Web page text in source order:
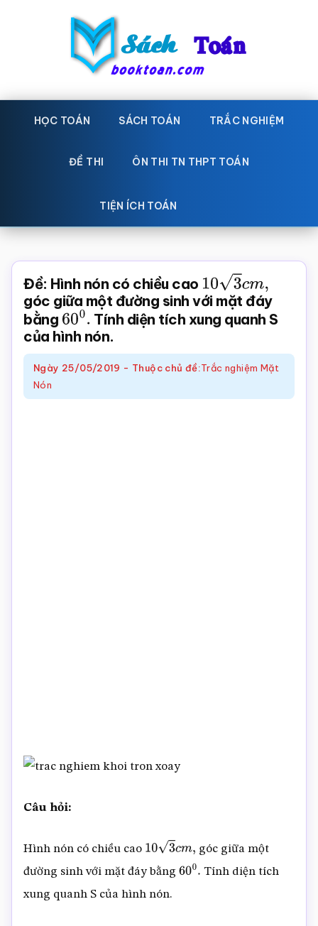
Sách
Toán
toán
Học
toán,
giáo
Toán,
trắc
nghiệm
Toán
online
HỌC TOÁN SÁCH TOÁN TRẮC NGHIỆM
ĐỀ THI ÔN THI TN THPT TOÁN
TIỆN ÍCH TOÁN
Đề: Hình nón có chiều cao 103cm,
góc giữa một đường sinh với mặt đáy
bằng 600 .Tính diện tích xung quanh S
của hình nón.
Ngày 25/05/2019 - Thuộc chủ đề:Trắc nghiệm Mặt
Nón
Câu hỏi:
Hình nón có chiều cao 103c m,
góc giữa một
đường sinh với mặt đáy bằng 600 . Tính diện tích
xung quanh S của hình nón.